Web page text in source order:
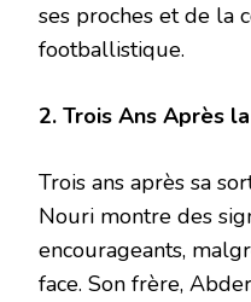
ses proches et de la
footballistique.
2. Trois Ans Après
Trois ans après sa
Nouri montre des
encourageants,
face. Son frère,